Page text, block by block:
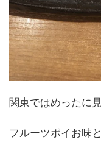
関東ではめったに
フルーツポイお味